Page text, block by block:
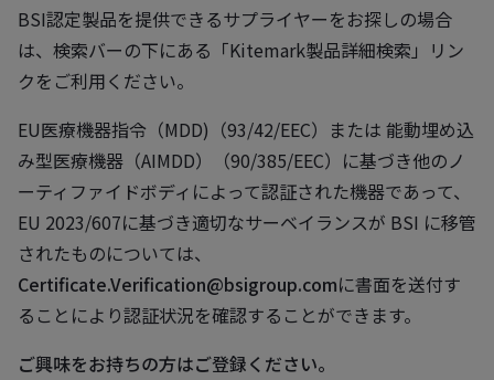
BSI認定製品を提供できるサプライヤーをお探しの場合
は、検索バーの下にある「Kitemark製品詳細検索」リン
クをご利用ください。
EU医療機器指令（MDD)（93/42/EEC）または 能動埋め込
み型医療機器（AIMDD）（90/385/EEC）に基づき他のノ
ーティファイドボディによって認証された機器であって、
EU 2023/607に基づき適切なサーベイランスが BSI に移管
されたものについては、
Certificate.Verification@bsigroup.comに書面を送付す
ることにより認証状況を確認することができます。
ご興味をお持ちの方はご登録ください。